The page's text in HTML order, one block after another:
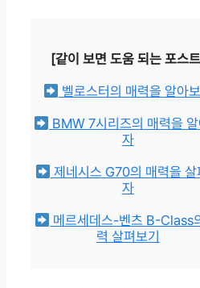
[같이 보면 도움 되는 포스
벨로스터의 매력을 알아
BMW 7시리즈의 매력을
자
제네시스 G70의 매력을 살
자
메르세데스-벤츠 B-Class
력 살펴보기